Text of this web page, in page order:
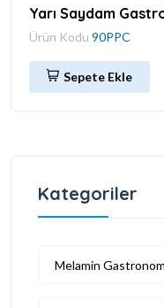
Yarı Saydam
Ürün Kodu 90PPC
Sepete Ekle
Kategoriler
Melamin